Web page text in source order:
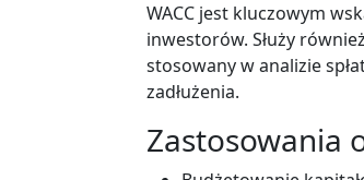
WACC jest kluczowym
inwestorów. Służy
stosowany w analizie
zadłużenia.
Zastosowania